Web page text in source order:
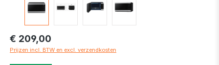
€ 209,00
Prijzen incl. BTW en excl. verzendkosten